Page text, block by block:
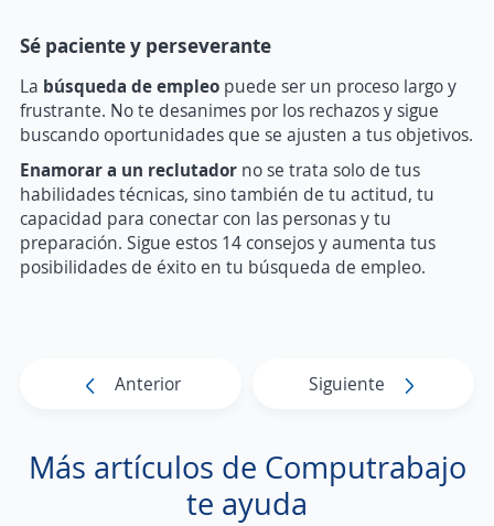
Sé paciente y perseverante
La búsqueda de empleo puede ser un proceso largo y
frustrante. No te desanimes por los rechazos y sigue
buscando oportunidades que se ajusten a tus objetivos.
Enamorar a un reclutador no se trata solo de tus
habilidades técnicas, sino también de tu actitud, tu
capacidad para conectar con las personas y tu
preparación. Sigue estos 14 consejos y aumenta tus
posibilidades de éxito en tu búsqueda de empleo.
Anterior Siguiente
Más artículos de Computrabajo
te ayuda